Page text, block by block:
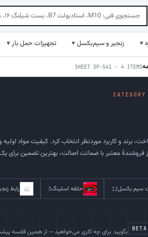
▾ زنجیر و سیم‌بکسل ▾ تجهیزات حمل بار ▾
SHEET SP-541 · 4 ITEMS
برند و کاربرد موردنظر انتخاب کرد. کیفیت مواد اولیه و
فروشندهٔ معتبر با ضمانت اصالت، بهترین تضمین
سیم بکسل12 حلقه اسلینگ3 رابط
BETA بگویید برای چه کاری می‌خواهید — از همین قفسه